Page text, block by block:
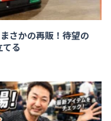
さかの再販！待望の
る